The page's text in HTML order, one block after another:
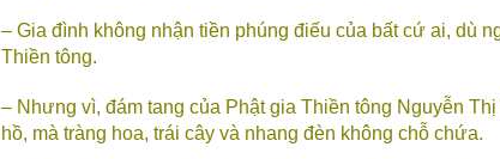
– Gia đình không nhận tiền phúng điếu của bất cứ ai, dù
Thiền tông.
– Nhưng vì, đám tang của Phật gia Thiền tông Nguyễn
hồ, mà tràng hoa, trái cây và nhang đèn không chỗ chứa.